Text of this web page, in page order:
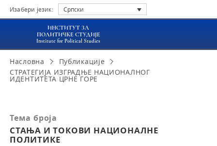
Изабери језик: Српски
ИНСТИТУТ ЗА
ПОЛИТИЧКЕ СТУДИЈЕ
Institute for Political Studies
Насловна
Публикације
СТРАТЕГИЈА ИЗГРАДЊЕ НАЦИОНАЛНОГ
ИДЕНТИТЕТА ЦРНЕ ГОРЕ
Тема броја
СТАЊА И ТОКОВИ НАЦИОНАЛНЕ
ПОЛИТИКЕ